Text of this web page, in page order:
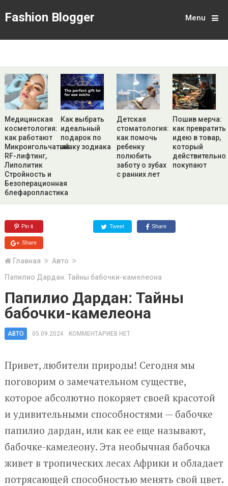
Fashion Blogger Menu
Медицинская
косметология:
как работают
Микроигольчатый
RF-лифтинг,
Липолитик
Стройность и
Безоперационная
блефаропластика
Как выбрать
идеальный
подарок по
знаку зодиака
Детская
стоматология:
как помочь
ребенку
полюбить
заботу о зубах
с ранних лет
Пошив мерча:
как превратить
идею в товар,
который
действительно
покупают
Pin it Tweet Share
Share
Главная
Авто
Папилио Дардан: Тайны бабочки-камелеона
Папилио Дардан: Тайны
бабочки-камелеона
АВТО 05.09.2024 КОММЕНТАРИЕВ НЕТ
Привет, любители природы! Сегодня мы
поговорим о замечательном существе,
которое абсолютно покоряет своей красотой
и удивительными способностями — бабочке
папилио дардан, или как ее еще называют,
бабочке-камелеону. Эта необычная бабочка
живет в тропических лесах Африки и обладает
потрясающей способностью менять свой цвет.